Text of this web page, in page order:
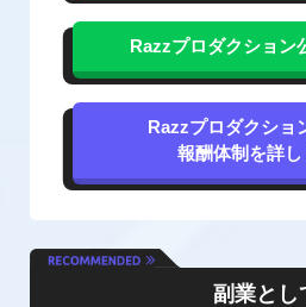
Razzプロダクション
Razzプロダクショ
報酬体制を詳し
副業とし